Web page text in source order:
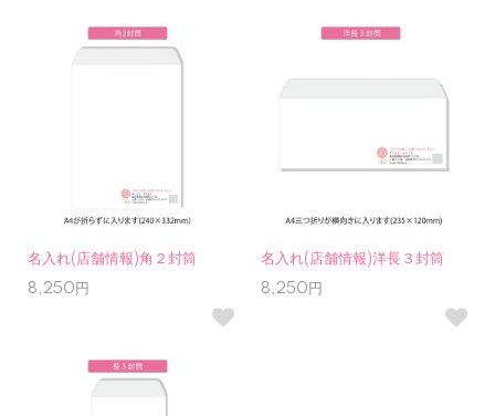
名入れ(店舗情報)角２封筒
8,250円
名入れ(店舗情報)洋長３封筒
8,250円